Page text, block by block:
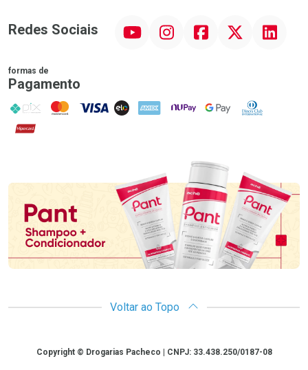
Redes Sociais InstagramFacebookTwitter Linkedin
formas de
Pagamento
PIX MasterCard
VISA ELO AMEX NuPay Google PayDiners Club
Hipercard
Promoção em Destaque
Voltar ao Topo
CopyrightCopyright © Drogarias Pacheco | CNPJ: 33.438.250/0187-08